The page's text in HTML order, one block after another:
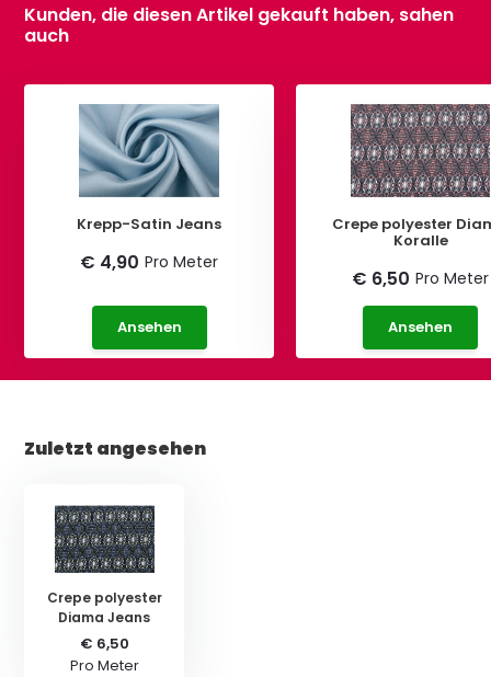
Kunden, die diesen Artikel gekauft haben, sahen
auch
Krepp-Satin Jeans
€ 4,90 Pro Meter
Ansehen
Crepe polyester
Koralle
€ 6,50 Pro Meter
Ansehen
Zuletzt angesehen
Crepe polyester
Diama Jeans
€ 6,50
Pro Meter